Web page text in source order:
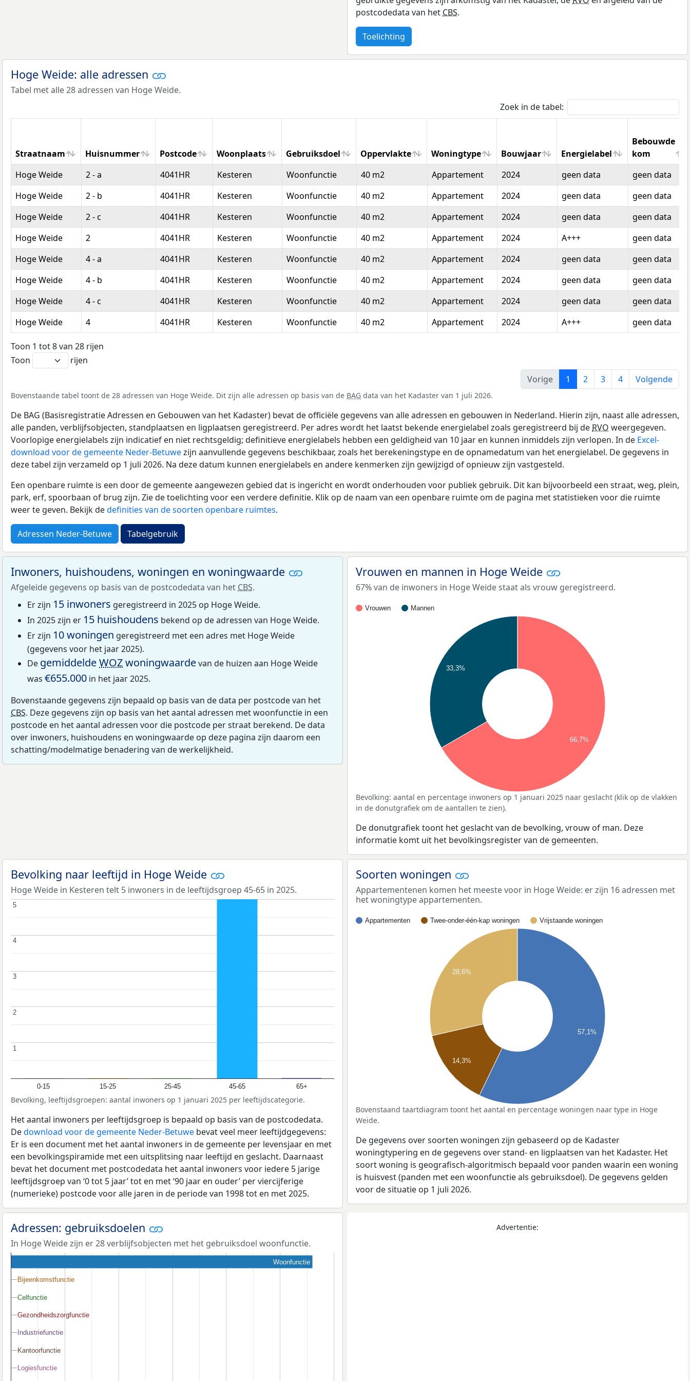
postcodedata van het CBS.
Toelichting
Hoge Weide: alle adressen
Tabel met alle 28 adressen van Hoge Weide.
Zoek in de tabel:
Straatnaam Huisnummer Postcode Woonplaats Gebruiksdoel Oppervlakte Woningtype Bouwjaar Energielabel
Bebouwde
kom
Straatnaam
Huisnummer Postcode Woonplaats Gebruiksdoel Oppervlakte Woningtype Bouwjaar Energielabel
Bebouwde
kom
Hoge Weide 2 - a 4041HR Kesteren Woonfunctie 40 m2 Appartement 2024 geen data
geen data
Hoge Weide
2 - b 4041HR Kesteren Woonfunctie 40 m2 Appartement 2024 geen data
geen data
Hoge Weide
2 - c 4041HR Kesteren Woonfunctie 40 m2 Appartement 2024 geen data
geen data
Hoge Weide
2 4041HR Kesteren Woonfunctie 40 m2 Appartement 2024 A+++
geen data
Hoge Weide
4 - a 4041HR Kesteren Woonfunctie 40 m2 Appartement 2024 geen data
geen data
Hoge Weide
4 - b 4041HR Kesteren Woonfunctie 40 m2 Appartement 2024 geen data
geen data
Hoge Weide
4 - c 4041HR Kesteren Woonfunctie 40 m2 Appartement 2024 geen data
geen data
Hoge Weide
4 4041HR Kesteren Woonfunctie 40 m2 Appartement 2024 A+++ geen data
Toon 1 tot 8 van 28 rijen
Toon
rijen
Vorige
1 2 3 4 Volgende
Bovenstaande tabel toont de 28 adressen van Hoge Weide. Dit zijn alle adressen op basis van de BAG data van het Kadaster van 1 juli 2026.
De BAG (Basisregistratie Adressen en Gebouwen van het Kadaster) bevat de officiële gegevens van alle adressen en gebouwen in Nederland. Hierin zijn, naast alle adressen,
alle panden, verblijfsobjecten, standplaatsen en ligplaatsen geregistreerd. Per adres wordt het laatst bekende energielabel zoals geregistreerd bij de RVO weergegeven.
Voorlopige energielabels zijn indicatief en niet rechtsgeldig; definitieve energielabels hebben een geldigheid van 10 jaar en kunnen inmiddels zijn verlopen. In de Excel-
download voor de gemeente Neder-Betuwezijn aanvullende gegevens beschikbaar, zoals het berekeningstype en de opnamedatum van het energielabel. De gegevens in
deze tabel zijn verzameld op 1 juli 2026. Na deze datum kunnen energielabels en andere kenmerken zijn gewijzigd of opnieuw zijn vastgesteld.
Een openbare ruimte is een door de gemeente aangewezen gebied dat is ingericht en wordt onderhouden voor publiek gebruik. Dit kan bijvoorbeeld een straat, weg, plein,
park, erf, spoorbaan of brug zijn. Zie de toelichting voor een verdere definitie. Klik op de naam van een openbare ruimte om de pagina met statistieken voor die ruimte
weer te geven. Bekijk dedefinities van de soorten openbare ruimtes.
Adressen Neder-Betuwe Tabelgebruik
Inwoners, huishoudens, woningen en woningwaarde
Afgeleide gegevens op basis van de postcodedata van het CBS.
Er zijn 15 inwoners geregistreerd in 2025 op Hoge Weide.
In 2025 zijn er 15 huishoudens bekend op de adressen van Hoge Weide.
Er zijn 10 woningen geregistreerd met een adres met Hoge Weide
(gegevens voor het jaar 2025).
De gemiddeldeWOZwoningwaardevan de huizen aan Hoge Weide
was €655.000 in het jaar 2025.
Bovenstaande gegevens zijn bepaald op basis van de data per postcode van het
CBS. Deze gegevens zijn op basis van het aantal adressen met woonfunctie in een
postcode en het aantal adressen voor die postcode per straat berekend. De data
over inwoners, huishoudens en woningwaarde op deze pagina zijn daarom een
schatting/modelmatige benadering van de werkelijkheid.
Vrouwen en mannen in Hoge Weide
67% van de inwoners in Hoge Weide staat als vrouw geregistreerd.
Vrouwen Mannen
33,3%
66,7%
Bevolking: aantal en percentage inwoners op 1 januari 2025 naar geslacht (klik op de vlakken
in de donutgrafiek om de aantallen te zien).
De donutgrafiek toont het geslacht van de bevolking, vrouw of man. Deze
informatie komt uit het bevolkingsregister van de gemeenten.
Bevolking naar leeftijd in Hoge Weide
Hoge Weide in Kesteren telt 5 inwoners in de leeftijdsgroep 45-65 in 2025.
0-15 15-25 25-45 45-65 65+
11
2
2
3
3
4
4
5
5
Bevolking, leeftijdsgroepen: aantal inwoners op 1 januari 2025 per leeftijdscategorie.
Het aantal inwoners per leeftijdsgroep is bepaald op basis van de postcodedata.
Dedownload voor de gemeente Neder-Betuwe bevat veel meer leeftijdgegevens:
Er is een document met het aantal inwoners in de gemeente per levensjaar en met
een bevolkingspiramide met een uitsplitsing naar leeftijd en geslacht. Daarnaast
bevat het document met postcodedata het aantal inwoners voor iedere 5 jarige
leeftijdsgroep van ‘0 tot 5 jaar’ tot en met ‘90 jaar en ouder’ per viercijferige
(numerieke) postcode voor alle jaren in de periode van 1998 tot en met 2025.
Soorten woningen
Appartementenen komen het meeste voor in Hoge Weide: er zijn 16 adressen met
het woningtype appartementen.
Appartementen Twee-onder-één-kap woningen Vrijstaande woningen
28,6%
14,3%
57,1%
Bovenstaand taartdiagram toont het aantal en percentage woningen naar type in Hoge
Weide.
De gegevens over soorten woningen zijn gebaseerd op de Kadaster
woningtypering en de gegevens over stand- en ligplaatsen van het Kadaster. Het
soort woning is geografisch-algoritmisch bepaald voor panden waarin een woning
is huisvest (panden met een woonfunctie als gebruiksdoel). De gegevens gelden
voor de situatie op 1 juli 2026.
Adressen: gebruiksdoelen
In Hoge Weide zijn er 28 verblijfsobjecten met het gebruiksdoel woonfunctie.
Woonfunctie
Bijeenkomstfunctie
Bijeenkomstfunctie
Celfunctie
Celfunctie
Gezondheidszorgfunctie
Gezondheidszorgfunctie
Industriefunctie
Industriefunctie
Kantoorfunctie
Kantoorfunctie
Logiesfunctie
Logiesfunctie
Advertentie: